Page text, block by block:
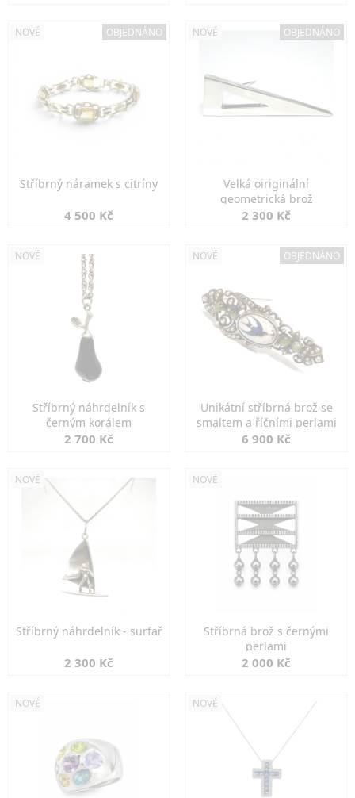
NOVÉ OBJEDNÁNO
Stříbrný náramek s citríny
4 500 Kč
NOVÉ OBJEDNÁNO
Velká oiriginální
geometrická brož
2 300 Kč
NOVÉ
Stříbrný náhrdelník s
černým korálem
2 700 Kč
NOVÉ OBJEDNÁNO
Unikátní stříbrná brož se
smaltem a říčními perlami
6 900 Kč
NOVÉ
Stříbrný náhrdelník - surfař
2 300 Kč
NOVÉ
Stříbrná brož s černými
perlami
2 000 Kč
NOVÉ NOVÉ